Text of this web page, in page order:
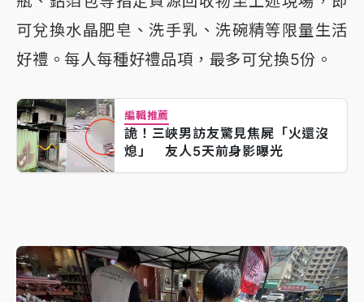
可兌換水晶肥皂、洗手乳、洗碗精等限量生活
好禮。每人每種好禮品項，最多可兌換5份。
編輯推薦
詭！三峽男訪友驚見焦屍「火還沒
熄」 友人5天前身影曝光